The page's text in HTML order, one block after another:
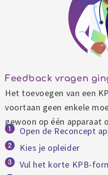
Feedback vragen
Het toevoegen van een
voortaan geen enkele
gewoon op één apparaat
Open de Reconcept
Kies je opleider
Vul het korte KPB-